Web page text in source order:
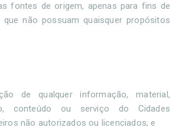
fontes de origem, apenas para fins de
que não possuam quaisquer propósitos
de qualquer informação, material,
conteúdo ou serviço do Cidades
não autorizados ou licenciados; e